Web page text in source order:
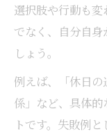
選択肢や行動も
でなく、自分自
しょう。
例えば、「休日
係」など、具体
トです。失敗例